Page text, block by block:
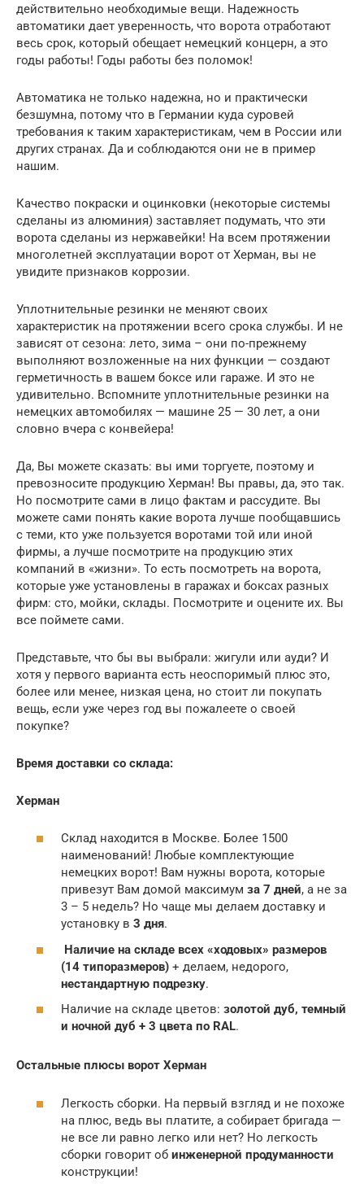
действительно необходимые вещи. Надежность
автоматики дает уверенность, что ворота отработают
весь срок, который обещает немецкий концерн, а это
годы работы! Годы работы без поломок!
Автоматика не только надежна, но и практически
безшумна, потому что в Германии куда суровей
требования к таким характеристикам, чем в России или
других странах. Да и соблюдаются они не в пример
нашим.
Качество покраски и оцинковки (некоторые системы
сделаны из алюминия) заставляет подумать, что эти
ворота сделаны из нержавейки! На всем протяжении
многолетней эксплуатации ворот от Херман, вы не
увидите признаков коррозии.
Уплотнительные резинки не меняют своих
характеристик на протяжении всего срока службы. И не
зависят от сезона: лето, зима – они по-прежнему
выполняют возложенные на них функции — создают
герметичность в вашем боксе или гараже. И это не
удивительно. Вспомните уплотнительные резинки на
немецких автомобилях — машине 25 — 30 лет, а они
словно вчера с конвейера!
Да, Вы можете сказать: вы ими торгуете, поэтому и
превозносите продукцию Херман! Вы правы, да, это так.
Но посмотрите сами в лицо фактам и рассудите. Вы
можете сами понять какие ворота лучше пообщавшись
с теми, кто уже пользуется воротами той или иной
фирмы, а лучше посмотрите на продукцию этих
компаний в «жизни». То есть посмотреть на ворота,
которые уже установлены в гаражах и боксах разных
фирм: сто, мойки, склады. Посмотрите и оцените их. Вы
все поймете сами.
Представьте, что бы вы выбрали: жигули или ауди? И
хотя у первого варианта есть неоспоримый плюс это,
более или менее, низкая цена, но стоит ли покупать
вещь, если уже через год вы пожалеете о своей
покупке?
Время доставки со склада:
Херман
Склад находится в Москве. Более 1500
наименований! Любые комплектующие
немецких ворот! Вам нужны ворота, которые
привезут Вам домой максимум за 7 дней, а не за
3 – 5 недель? Но чаще мы делаем доставку и
установку в 3 дня.
Наличие на складе всех «ходовых» размеров
(14 типоразмеров) + делаем, недорого,
нестандартную подрезку.
Наличие на складе цветов: золотой дуб, темный
и ночной дуб + 3 цвета по RAL.
Остальные плюсы ворот Херман
Легкость сборки. На первый взгляд и не похоже
на плюс, ведь вы платите, а собирает бригада —
не все ли равно легко или нет? Но легкость
сборки говорит об инженерной продуманности
конструкции!